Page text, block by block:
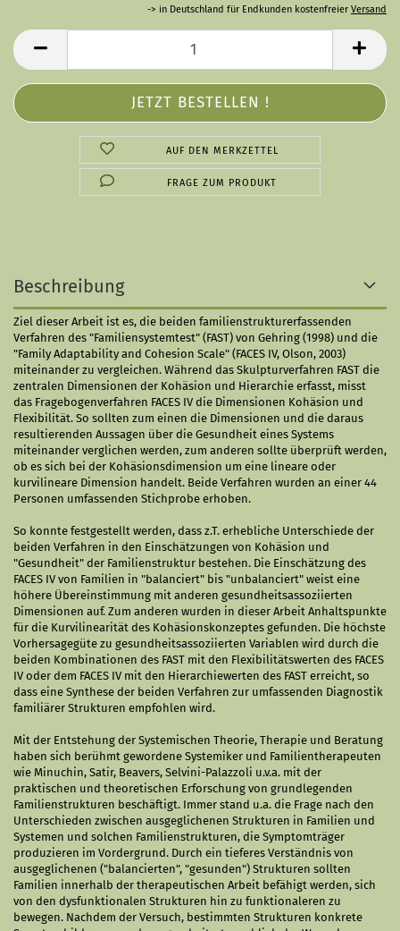
-> in Deutschland für Endkunden kostenfreier Versand
AUF DEN MERKZETTEL
FRAGE ZUM PRODUKT
Beschreibung
Ziel dieser Arbeit ist es, die beiden familienstrukturerfassenden
Verfahren des "Familiensystemtest" (FAST) von Gehring (1998) und die
"Family Adaptability and Cohesion Scale" (FACES IV, Olson, 2003)
miteinander zu vergleichen. Während das Skulpturverfahren FAST die
zentralen Dimensionen der Kohäsion und Hierarchie erfasst, misst
das Fragebogenverfahren FACES IV die Dimensionen Kohäsion und
Flexibilität. So sollten zum einen die Dimensionen und die daraus
resultierenden Aussagen über die Gesundheit eines Systems
miteinander verglichen werden, zum anderen sollte überprüft werden,
ob es sich bei der Kohäsionsdimension um eine lineare oder
kurvilineare Dimension handelt. Beide Verfahren wurden an einer 44
Personen umfassenden Stichprobe erhoben.
So konnte festgestellt werden, dass z.T. erhebliche Unterschiede der
beiden Verfahren in den Einschätzungen von Kohäsion und
"Gesundheit" der Familienstruktur bestehen. Die Einschätzung des
FACES IV von Familien in "balanciert" bis "unbalanciert" weist eine
höhere Übereinstimmung mit anderen gesundheitsassoziierten
Dimensionen auf. Zum anderen wurden in dieser Arbeit Anhaltspunkte
für die Kurvilinearität des Kohäsionskonzeptes gefunden. Die höchste
Vorhersagegüte zu gesundheitsassoziierten Variablen wird durch die
beiden Kombinationen des FAST mit den Flexibilitätswerten des FACES
IV oder dem FACES IV mit den Hierarchiewerten des FAST erreicht, so
dass eine Synthese der beiden Verfahren zur umfassenden Diagnostik
familiärer Strukturen empfohlen wird.
Mit der Entstehung der Systemischen Theorie, Therapie und Beratung
haben sich berühmt gewordene Systemiker und Familientherapeuten
wie Minuchin, Satir, Beavers, Selvini-Palazzoli u.v.a. mit der
praktischen und theoretischen Erforschung von grundlegenden
Familienstrukturen beschäftigt. Immer stand u.a. die Frage nach den
Unterschieden zwischen ausgeglichenen Strukturen in Familien und
Systemen und solchen Familienstrukturen, die Symptomträger
produzieren im Vordergrund. Durch ein tieferes Verständnis von
ausgeglichenen ("balancierten", "gesunden") Strukturen sollten
Familien innerhalb der therapeutischen Arbeit befähigt werden, sich
von den dysfunktionalen Strukturen hin zu funktionaleren zu
bewegen. Nachdem der Versuch, bestimmten Strukturen konkrete